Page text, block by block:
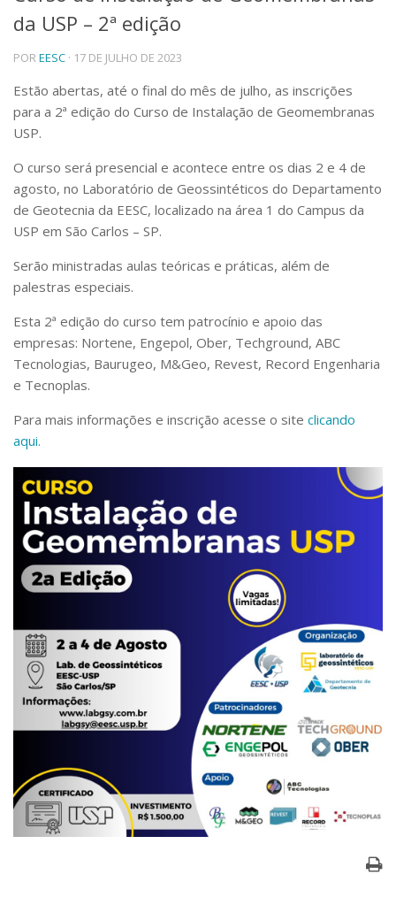
Telefones e Mapas
Pessoas
Ensino
Graduação
Pós-Graduação
Educação a distância
Pesquisa e Inovação
Linhas de Pesquisa
Centros, Núcleos e Projetos em Rede
Pós-doutorado
Transferência de Tecnologia
Empresas Juniores
Extensão à Comunidade
Projetos, Programas e Cursos
Artes, Cultura e Esportes
Museus e Espaços Interativos
Segurança, Trânsito e Prevenção
RH, Administrativo e Financeiro
Outros serviços
Comunicação
Assessorias e Mídias
Aplicativos e Sites
Jornal da USP
Defesa de Teses
da USP – 2ª edição
POREESC · 17 DE JULHO DE 2023
Estão abertas, até o final do mês de julho, as inscrições
para a 2ª edição do Curso de Instalação de Geomembranas
USP.
O curso será presencial e acontece entre os dias 2 e 4 de
agosto, no Laboratório de Geossintéticos do Departamento
de Geotecnia da EESC, localizado na área 1 do Campus da
USP em São Carlos – SP.
Serão ministradas aulas teóricas e práticas, além de
palestras especiais.
Esta 2ª edição do curso tem patrocínio e apoio das
empresas: Nortene, Engepol, Ober, Techground, ABC
Tecnologias, Baurugeo, M&Geo, Revest, Record Engenharia
e Tecnoplas.
Para mais informações e inscrição acesse o site clicando
aqui.